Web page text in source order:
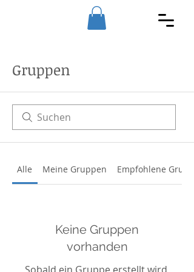
Gruppen
Alle Meine Gruppen Empfohlene
Keine Gruppen
vorhanden